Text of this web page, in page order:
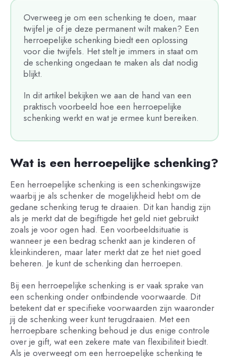
Overweeg je om een schenking te doen, maar
twijfel je of je deze permanent wilt maken? Een
herroepelijke schenking biedt een oplossing
voor die twijfels. Het stelt je immers in staat om
de schenking ongedaan te maken als dat nodig
blijkt.
In dit artikel bekijken we aan de hand van een
praktisch voorbeeld hoe een herroepelijke
schenking werkt en wat je ermee kunt bereiken.
Wat is een herroepelijke schenking?
Een herroepelijke schenking is een schenkingswijze
waarbij je als schenker de mogelijkheid hebt om de
gedane schenking terug te draaien. Dit kan handig zijn
als je merkt dat de begiftigde het geld niet gebruikt
zoals je voor ogen had. Een voorbeeldsituatie is
wanneer je een bedrag schenkt aan je kinderen of
kleinkinderen, maar later merkt dat ze het niet goed
beheren. Je kunt de schenking dan herroepen.
Bij een herroepelijke schenking is er vaak sprake van
een schenking onder ontbindende voorwaarde. Dit
betekent dat er specifieke voorwaarden zijn waaronder
jij de schenking weer kunt terugdraaien. Met een
herroepbare schenking behoud je dus enige controle
over je gift, wat een zekere mate van flexibiliteit biedt.
Als je overweegt om een herroepelijke schenking te